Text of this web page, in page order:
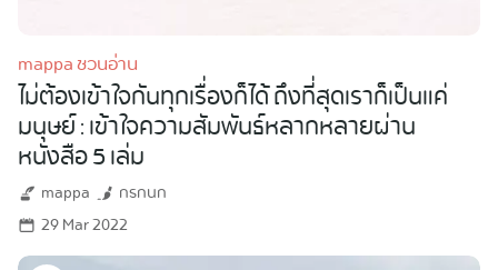
mappa ชวนอ่าน
ไม่ต้องเข้าใจกันทุกเรื่องก็ได้ ถึงที่สุดเราก็เป็นแค่
มนุษย์ : เข้าใจความสัมพันธ์หลากหลายผ่าน
หนังสือ 5 เล่ม
mappa
กรกนก
29 Mar 2022